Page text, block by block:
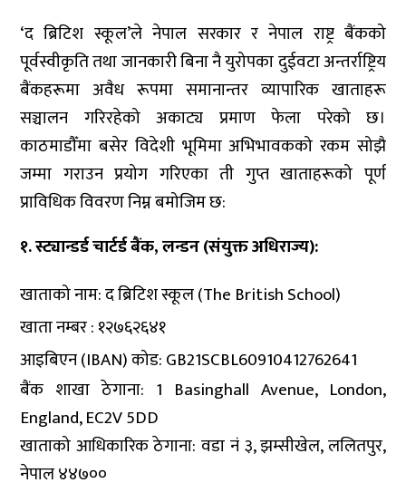
‘द ब्रिटिश स्कूल’ले नेपाल सरकार र नेपाल राष्ट्र बैंकको
पूर्वस्वीकृति तथा जानकारी बिना नै युरोपका दुईवटा अन्तर्राष्ट्रिय
बैंकहरूमा अवैध रूपमा समानान्तर व्यापारिक खाताहरू
सञ्चालन गरिरहेको अकाट्य प्रमाण फेला परेको छ।
काठमाडौँमा बसेर विदेशी भूमिमा अभिभावकको रकम सोझै
जम्मा गराउन प्रयोग गरिएका ती गुप्त खाताहरूको पूर्ण
प्राविधिक विवरण निम्न बमोजिम छ:
१. स्ट्यान्डर्ड चार्टर्ड बैंक, लन्डन (संयुक्त अधिराज्य):
खाताको नाम: द ब्रिटिश स्कूल (The British School)
खाता नम्बर : १२७६२६४१
आइबिएन (IBAN) कोड: GB21SCBL60910412762641
बैंक शाखा ठेगाना: 1 Basinghall Avenue, London,
England, EC2V 5DD
खाताको आधिकारिक ठेगाना: वडा नं ३, झम्सीखेल, ललितपुर,
नेपाल ४४७००